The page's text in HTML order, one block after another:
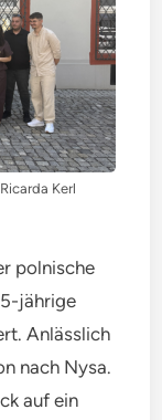
Kerl
polnische
jährige
Anlässlich
nach Nysa.
auf ein